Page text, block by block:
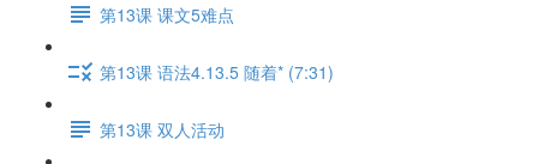
第13课 课文5难点
第13课 语法4.13.5 随着* (7:31)
第13课 双人活动